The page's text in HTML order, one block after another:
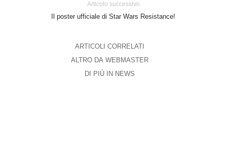
Articolo successivo
Il poster ufficiale di Star Wars Resistance!
ARTICOLI CORRELATI
ALTRO DA WEBMASTER
DI PIÙ IN NEWS